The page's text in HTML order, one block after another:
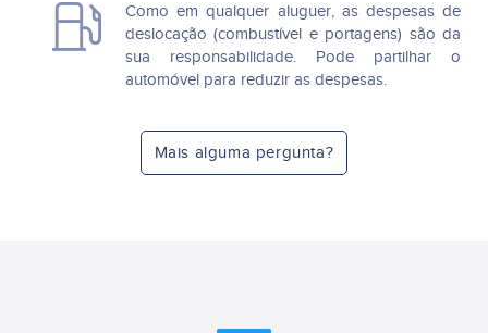
Como em qualquer aluguer, as despesas de
deslocação (combustível e portagens) são da
sua responsabilidade. Pode partilhar o
automóvel para reduzir as despesas.
Mais alguma pergunta?